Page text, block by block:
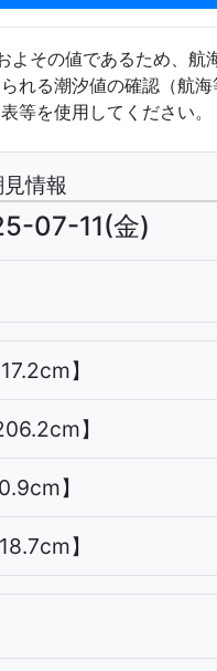
よその値であるため、航
れる潮汐値の確認（航
等を使用してください。
情報
07-11(金)
】
】
】
】